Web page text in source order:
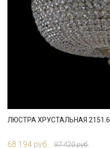
ЛЮСТРА ХРУСТАЛЬНАЯ
68 194 руб. 97 420 руб.